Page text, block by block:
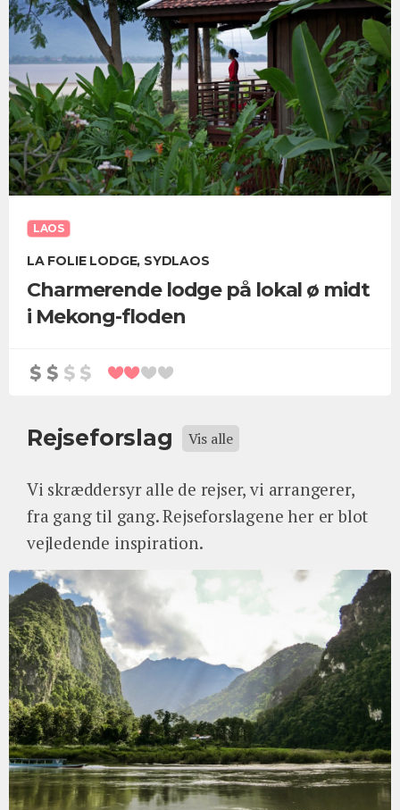
LAOS
LA FOLIE LODGE, SYDLAOS
Charmerende lodge på lokal ø midt
i Mekong-floden
Rejseforslag Vis alle
Vi skræddersyr alle de rejser, vi arrangerer,
fra gang til gang. Rejseforslagene her er blot
vejledende inspiration.